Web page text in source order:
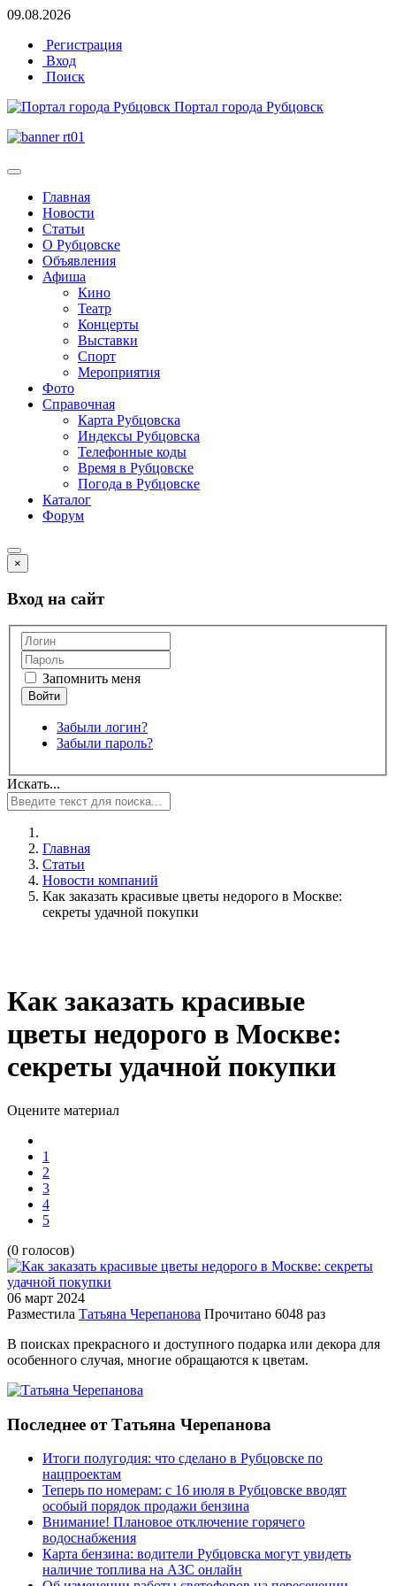
09.08.2026
Регистрация
Вход
Поиск
Портал города Рубцовск
Главная
Новости
Статьи
О Рубцовске
Объявления
Афиша
Кино
Театр
Концерты
Выставки
Спорт
Мероприятия
Фото
Справочная
Карта Рубцовска
Индексы Рубцовска
Телефонные коды
Время в Рубцовске
Погода в Рубцовске
Каталог
Форум
×
Вход на сайт
Запомнить меня
Забыли логин?
Забыли пароль?
Искать...
Главная
Статьи
Новости компаний
Как заказать красивые цветы недорого в Москве:
секреты удачной покупки
Как заказать красивые
цветы недорого в Москве:
секреты удачной покупки
Оцените материал
1
2
3
4
5
(0 голосов)
06 март 2024
Разместила Татьяна Черепанова Прочитано 6048 раз
В поисках прекрасного и доступного подарка или декора для
особенного случая, многие обращаются к цветам.
Последнее от Татьяна Черепанова
Итоги полугодия: что сделано в Рубцовске по
нацпроектам
Теперь по номерам: с 16 июля в Рубцовске вводят
особый порядок продажи бензина
Внимание! Плановое отключение горячего
водоснабжения
Карта бензина: водители Рубцовска могут увидеть
наличие топлива на АЗС онлайн